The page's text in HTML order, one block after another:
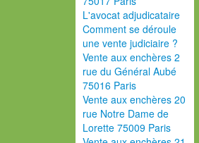
L'avocat adjudicataire
Comment se déroule
une vente judiciaire ?
Vente aux enchères 2
rue du Général Aubé
75016 Paris
Vente aux enchères 20
rue Notre Dame de
Lorette 75009 Paris